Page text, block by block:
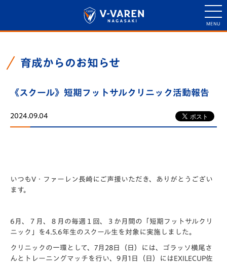
育成からのお知らせ
《スクール》短期フットサルクリニック活動報告
2024.09.04
いつもV・ファーレン長崎にご声援いただき、ありがとうござい
ます。
6月、７月、８月の毎週１回、３か月間の「短期フットサルクリ
ニック」を4.5.6年生のスクール生を対象に実施しました。
クリニックの一環として、7月28日（日）には、ゴラッソ横尾さ
んとトレーニングマッチを行い、9月1日（日）にはEXILECUP佐